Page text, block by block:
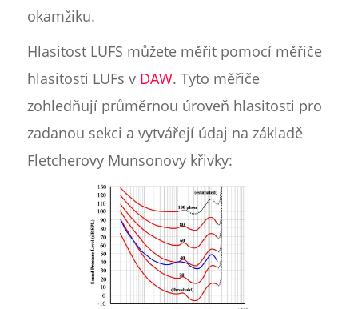
okamžiku.
Hlasitost LUFS můžete měřit pomocí měřiče
hlasitosti LUFs v DAW. Tyto měřiče
zohledňují průměrnou úroveň hlasitosti pro
zadanou sekci a vytvářejí údaj na základě
Fletcherovy Munsonovy křivky: